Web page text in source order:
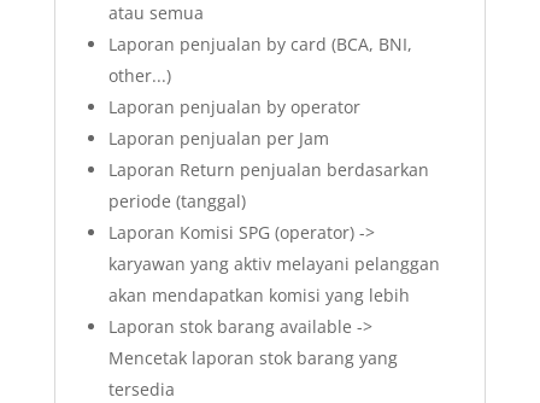
atau semua
Laporan penjualan by card (BCA, BNI,
other...)
Laporan penjualan by operator
Laporan penjualan per Jam
Laporan Return penjualan berdasarkan
periode (tanggal)
Laporan Komisi SPG (operator) ->
karyawan yang aktiv melayani pelanggan
akan mendapatkan komisi yang lebih
Laporan stok barang available ->
Mencetak laporan stok barang yang
tersedia